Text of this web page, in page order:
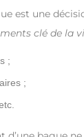
est une
clé de la
;
;